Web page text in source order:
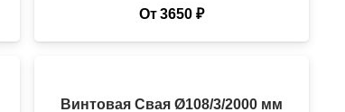
От3650₽
Винтовая Свая Ø108/3/2000 мм